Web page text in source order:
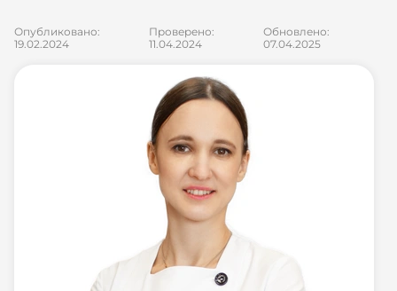
Опубликовано:
19.02.2024
Проверено:
11.04.2024
Обновлено:
07.04.2025